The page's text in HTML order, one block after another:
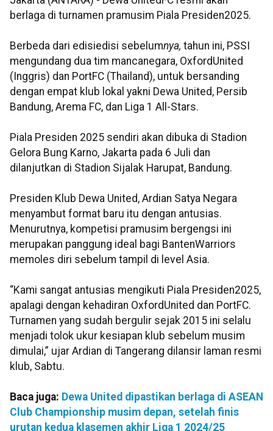
berlaga di turnamen pramusim Piala Presiden2025.
Berbeda dari edisiedisi sebelumnya, tahun ini, PSSI
mengundang dua tim mancanegara, OxfordUnited
(Inggris) dan PortFC (Thailand), untuk bersanding
dengan empat klub lokal yakni Dewa United, Persib
Bandung, Arema FC, dan Liga 1 All-Stars.
Piala Presiden 2025 sendiri akan dibuka di Stadion
Gelora Bung Karno, Jakarta pada 6 Juli dan
dilanjutkan di Stadion Sijalak Harupat, Bandung.
Presiden Klub Dewa United, Ardian Satya Negara
menyambut format baru itu dengan antusias.
Menurutnya, kompetisi pramusim bergengsi ini
merupakan panggung ideal bagi BantenWarriors
memoles diri sebelum tampil di level Asia.
“Kami sangat antusias mengikuti Piala Presiden2025,
apalagi dengan kehadiran OxfordUnited dan PortFC.
Turnamen yang sudah bergulir sejak 2015 ini selalu
menjadi tolok ukur kesiapan klub sebelum musim
dimulai,” ujar Ardian di Tangerang dilansir laman resmi
klub, Sabtu.
Baca juga: Dewa United dipastikan berlaga di ASEAN
Club Championship musim depan, setelah finis
urutan kedua klasemen akhir Liga 1 2024/25